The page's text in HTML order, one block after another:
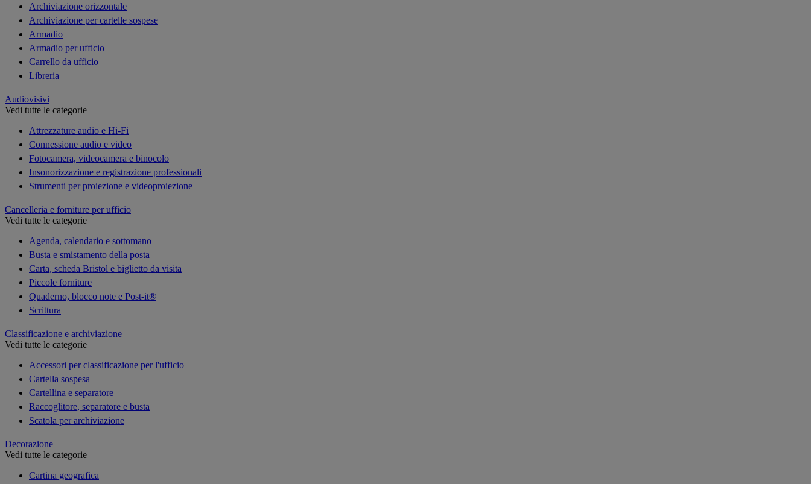
Archiviazione orizzontale
Archiviazione per cartelle sospese
Armadio
Armadio per ufficio
Carrello da ufficio
Libreria
Audiovisivi
Vedi tutte le categorie
Attrezzature audio e Hi-Fi
Connessione audio e video
Fotocamera, videocamera e binocolo
Insonorizzazione e registrazione professionali
Strumenti per proiezione e videoproiezione
Cancelleria e forniture per ufficio
Vedi tutte le categorie
Agenda, calendario e sottomano
Busta e smistamento della posta
Carta, scheda Bristol e biglietto da visita
Piccole forniture
Quaderno, blocco note e Post-it®
Scrittura
Classificazione e archiviazione
Vedi tutte le categorie
Accessori per classificazione per l'ufficio
Cartella sospesa
Cartellina e separatore
Raccoglitore, separatore e busta
Scatola per archiviazione
Decorazione
Vedi tutte le categorie
Cartina geografica